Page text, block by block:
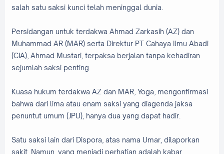
salah satu saksi kunci telah meninggal dunia.
Persidangan untuk terdakwa Ahmad Zarkasih (AZ) dan
Muhammad AR (MAR) serta Direktur PT Cahaya Ilmu Abadi
(CIA), Ahmad Mustari, terpaksa berjalan tanpa kehadiran
sejumlah saksi penting.
Kuasa hukum terdakwa AZ dan MAR, Yoga, mengonfirmasi
bahwa dari lima atau enam saksi yang diagenda jaksa
penuntut umum (JPU), hanya dua yang dapat hadir.
Satu saksi lain dari Dispora, atas nama Umar, dilaporkan
sakit. Namun, yang menjadi perhatian adalah kabar